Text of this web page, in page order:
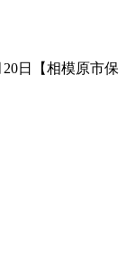
日【相模原市保